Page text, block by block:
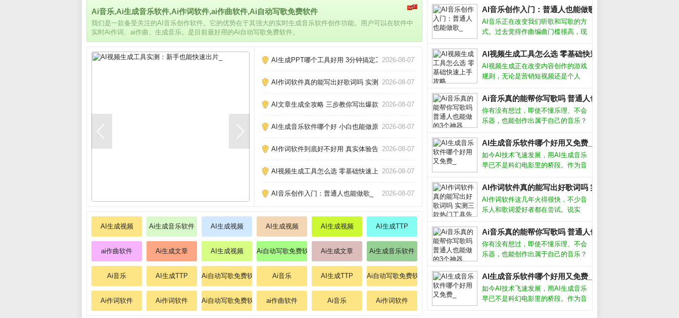
Ai音乐,Ai生成音乐软件,Ai作词软件,ai作曲软件,Ai自动写歌免费软件
我们是一款备受关注的AI音乐创作软件。它的优势在于其强大的实时生成音乐软件创作功能。用户可以在软件中
实时Ai作词、ai作曲、生成音乐。是目前最好用的Ai自动写歌免费软件。
AI生成PPT哪个工具好用 3分钟搞定工作汇报_
2026-08-07
AI作词软件真的能写出好歌词吗 实测三款热门工具告诉你答案_
2026-08-07
AI文章生成全攻略 三步教你写出爆款内容_2026-08-07
AI生成音乐软件哪个好 小白也能做原创歌_2026-08-07
AI作词软件到底好不好用 真实体验告诉你答案_
2026-08-07
AI视频生成工具怎么选 零基础快速上手攻略_
2026-08-07
AI音乐创作入门：普通人也能做歌_ 2026-08-07
AI生成视频 Ai生成音乐软件 AI生成视频 AI生成视频 AI生成视频 AI生成TTP
ai作曲软件 Ai生成文章 AI生成视频 Ai自动写歌免费软件 Ai生成文章 Ai生成音乐软件
Ai音乐 AI生成TTP Ai自动写歌免费软件 Ai音乐 AI生成TTP Ai自动写歌免费软件
Ai作词软件 Ai作词软件 Ai自动写歌免费软件 ai作曲软件 Ai音乐 Ai作词软件
AI音乐创作入门：普通人也能做歌_
AI音乐正在改变我们听歌和写歌的方
式。过去觉得作曲编曲门槛很高，现
也能快速生成完整的伴奏甚至人声。
这不仅是技术突破，更让音乐创作变
得人人可尝试。AI音乐怎么制作市面
AI视频生成工具怎么选 零基础快速上手攻略_
AI视频生成正在改变内容创作的游戏
规则，无论是营销短视频还是个人
量画面。作为长期使用各类AI工具的
创作者，我发现选对工具和方法，效
率能提升十倍以上。AI视频生成靠谱
Ai音乐真的能帮你写歌吗 普通人也能做的3个神器_
你有没有想过，即使不懂乐理、不会
乐器，也能创作出属于自己的音乐？
现实。从自动生成旋律到智能编曲，
甚至模拟人声演唱，Ai音乐正在降低
创作门槛，让每个人都能成为“音乐
AI生成音乐软件哪个好用又免费_
如今AI技术飞速发展，用AI生成音乐
早已不是科幻电影里的桥段。作为音
生成音乐软件，发现它们确实能帮我
们快速产出背景音乐、片头配乐甚至
完整歌曲，但不同软件在易用性、音
AI作词软件真的能写出好歌词吗 实测三款热门工具告诉你
AI作词软件这几年火得很快，不少音
乐人和歌词爱好者都在尝试。说实
词讲究情感和意境，机器能懂吗？但
用了十几款工具后，我发现它们确实
能提供灵感，甚至写出令人惊艳的句
Ai音乐真的能帮你写歌吗 普通人也能做的3个神器_
你有没有想过，即使不懂乐理、不会
乐器，也能创作出属于自己的音乐？
现实。从自动生成旋律到智能编曲，
甚至模拟人声演唱，Ai音乐正在降低
创作门槛，让每个人都能成为“音乐
AI生成音乐软件哪个好用又免费_
如今AI技术飞速发展，用AI生成音乐
早已不是科幻电影里的桥段。作为音